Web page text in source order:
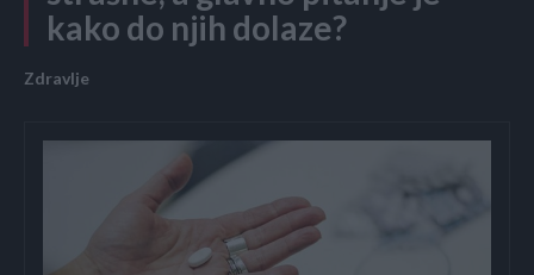
kako do njih dolaze?
Zdravlje